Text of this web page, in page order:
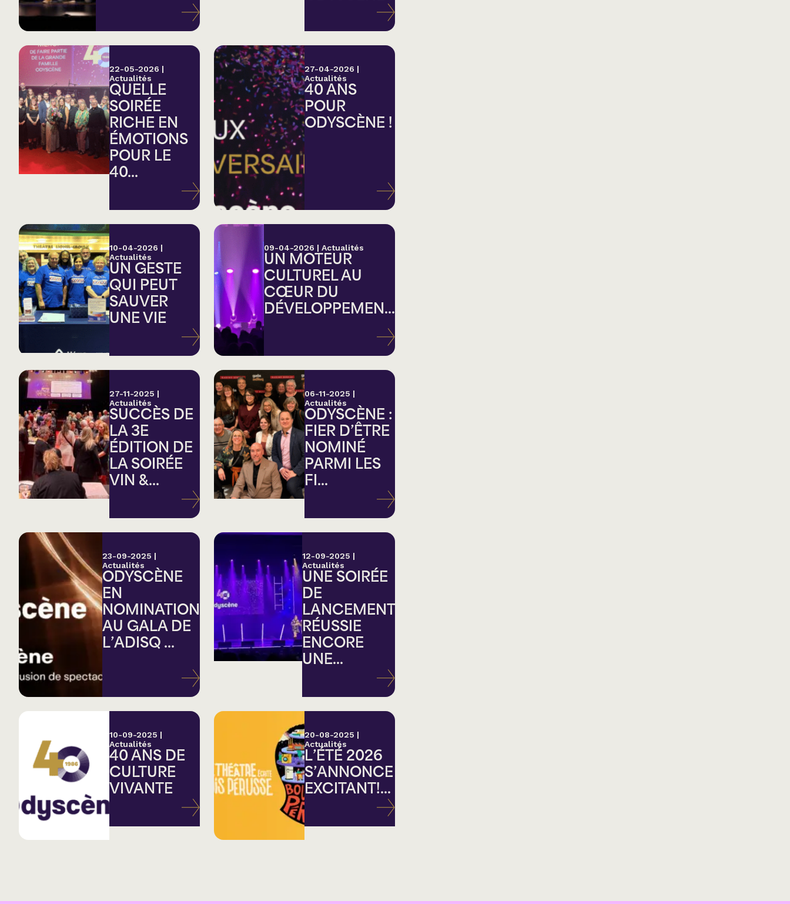
Hommage
Théâtre
Saison estivale
Apéro et perfo
Musique (Blues, folk,
traditionnelle)
Country
Famille
Spectacles en location
22-05-2026 |
Actualités
QUELLE
SOIRÉE
RICHE EN
ÉMOTIONS
POUR LE
40...
27-04-2026 |
Actualités
40 ANS
POUR
ODYSCÈNE !
10-04-2026 |
Actualités
UN GESTE
QUI PEUT
SAUVER
UNE VIE
09-04-2026 | Actualités
UN MOTEUR
CULTUREL AU
CŒUR DU
DÉVELOPPEMEN...
27-11-2025 |
Actualités
SUCCÈS DE
LA 3E
ÉDITION DE
LA SOIRÉE
VIN &...
06-11-2025 |
Actualités
ODYSCÈNE :
FIER D’ÊTRE
NOMINÉ
PARMI LES
FI...
23-09-2025 |
Actualités
ODYSCÈNE
EN
NOMINATION
AU GALA DE
L’ADISQ ...
12-09-2025 |
Actualités
UNE SOIRÉE
DE
LANCEMENT
RÉUSSIE
ENCORE
UNE...
10-09-2025 |
Actualités
40 ANS DE
CULTURE
VIVANTE
20-08-2025 |
Actualités
L’ÉTÉ 2026
S’ANNONCE
EXCITANT!...